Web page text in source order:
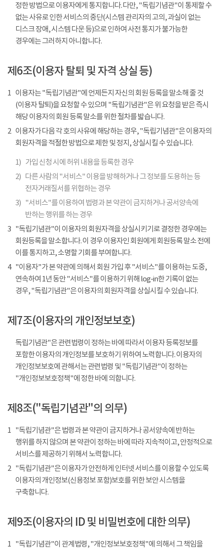
정한 방법으로 이용자에게 통지합니다. 다만, "독립기념관"이 통제할 수
없는 사유로 인한 서비스의 중단(시스템 관리자의 고의, 과실이 없는
디스크 장애, 시스템 다운 등)으로 인하여 사전 통지가 불가능한
경우에는 그러하지 아니합니다.
제6조(이용자 탈퇴 및 자격 상실 등)
1 이용자는 "독립기념관"에 언제든지 자신의 회원 등록을 말소해 줄 것
(이용자 탈퇴)을 요청할 수 있으며 "독립기념관"은 위 요청을 받은 즉시
해당 이용자의 회원 등록 말소를 위한 절차를 밟습니다.
2 이용자가 다음 각 호의 사유에 해당하는 경우, "독립기념관"은 이용자의
회원자격을 적절한 방법으로 제한 및 정지, 상실시킬 수 있습니다.
1) 가입 신청 시에 허위 내용을 등록한 경우
2) 다른 사람의 "서비스" 이용을 방해하거나 그 정보를 도용하는 등
전자거래질서를 위협하는 경우
3) "서비스"를 이용하여 법령과 본 약관이 금지하거나 공서양속에
반하는 행위를 하는 경우
3 "독립기념관"이 이용자의 회원자격을 상실시키기로 결정한 경우에는
회원등록을 말소합니다. 이 경우 이용자인 회원에게 회원등록 말소 전에
이를 통지하고, 소명할 기회를 부여합니다.
4
"이용자"가 본 약관에 의해서 회원 가입 후 "서비스"를 이용하는 도중,
연속하여 1년 동안 "서비스"를 이용하기 위해 log-in한 기록이 없는
경우, "독립기념관"은 이용자의 회원자격을 상실시킬 수 있습니다.
제7조(이용자의 개인정보보호)
독립기념관"은 관련법령이 정하는 바에 따라서 이용자 등록정보를
포함한 이용자의 개인정보를 보호하기 위하여 노력합니다. 이용자의
개인정보보호에 관해서는 관련법령 및 "독립기념관"이 정하는
"개인정보보호정책"에 정한 바에 의합니다.
제8조("독립기념관"의 의무)
1 "독립기념관"은 법령과 본 약관이 금지하거나 공서양속에 반하는
행위를 하지 않으며 본 약관이 정하는 바에 따라 지속적이고, 안정적으로
서비스를 제공하기 위해서 노력합니다.
2 "독립기념관"은 이용자가 안전하게 인터넷 서비스를 이용할 수 있도록
이용자의 개인정보(신용정보 포함)보호를 위한 보안 시스템을
구축합니다.
제9조(이용자의 ID 및 비밀번호에 대한 의무)
1 "독립기념관"이 관계법령, "개인정보보호정책"에 의해서 그 책임을